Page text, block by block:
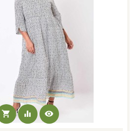
shopping_cart equalizer visibility